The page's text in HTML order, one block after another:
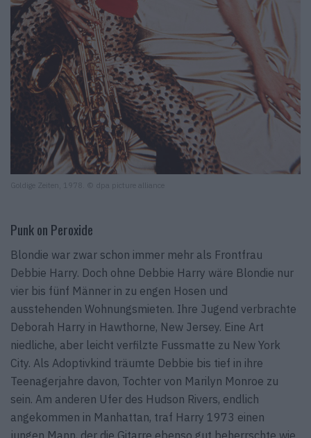
Goldige Zeiten, 1978. © dpa picture alliance
Punk on Peroxide
Blondie war zwar schon immer mehr als Frontfrau
Debbie Harry. Doch ohne Debbie Harry wäre Blondie nur
vier bis fünf Männer in zu engen Hosen und
ausstehenden Wohnungsmieten. Ihre Jugend verbrachte
Deborah Harry in Hawthorne, New Jersey. Eine Art
niedliche, aber leicht verfilzte Fussmatte zu New York
City. Als Adoptivkind träumte Debbie bis tief in ihre
Teenagerjahre davon, Tochter von Marilyn Monroe zu
sein. Am anderen Ufer des Hudson Rivers, endlich
angekommen in Manhattan, traf Harry 1973 einen